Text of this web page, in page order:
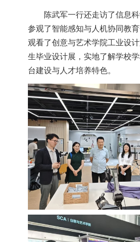
陈武军一行还走访了信息
参观了智能感知与人机协同教育
观看了创意与艺术学院工业设
生毕业设计展，实地了解学校
台建设与人才培养特色。